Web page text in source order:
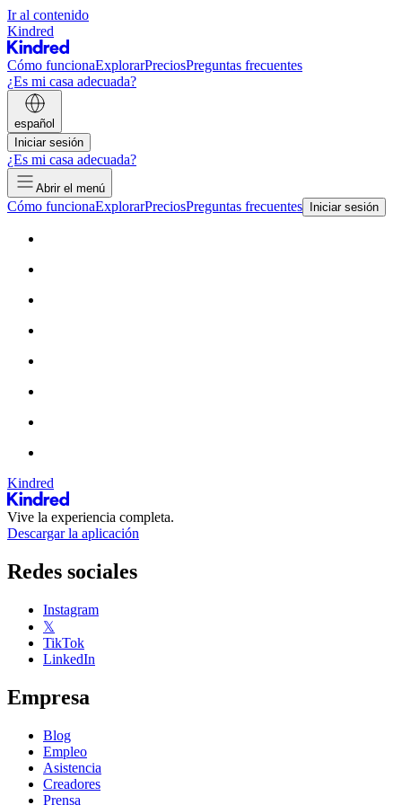
Ir al contenido
Kindred
Cómo funcionaExplorarPreciosPreguntas frecuentes
¿Es mi casa adecuada?
español
Iniciar sesión
¿Es mi casa adecuada?
Abrir el menú
Cómo funcionaExplorarPreciosPreguntas frecuentes Iniciar sesión
Kindred
Vive la experiencia completa.
Descargar la aplicación
Redes sociales
Instagram
𝕏
TikTok
LinkedIn
Empresa
Blog
Empleo
Asistencia
Creadores
Prensa